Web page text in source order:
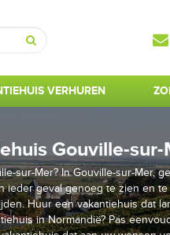
Zoeken
VERHUREN
Gouville-sur-
sur-Mer? In Gouville-sur-Mer,
ieder geval genoeg te zien en
Huur een vakantiehuis dat
in Normandië? Pas